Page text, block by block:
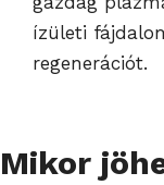
ízületi
regenerációt.
Mikor